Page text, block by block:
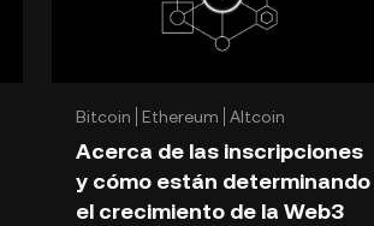
Bitcoin Ethereum Altcoin
Acerca de las inscripciones
y cómo están determinando
el crecimiento de la Web3